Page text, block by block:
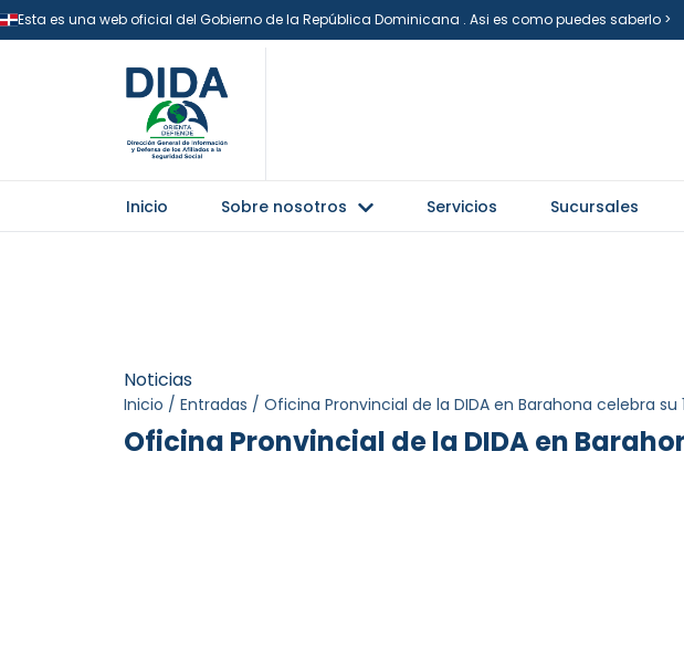
Esta es una web oficial del Gobierno de la República Dominicana . Asi es como puedes saberlo >
Inicio Sobre nosotros Servicios Sucursales
Noticias
Inicio / Entradas / Oficina Pronvincial de la DIDA en Barahona celebra su
Oficina Pronvincial de la DIDA en